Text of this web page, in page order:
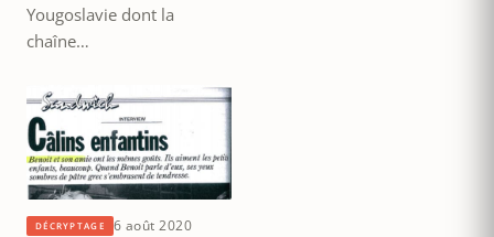
Yougoslavie dont la
chaîne…
DÉCRYPTAGE 6 août 2020